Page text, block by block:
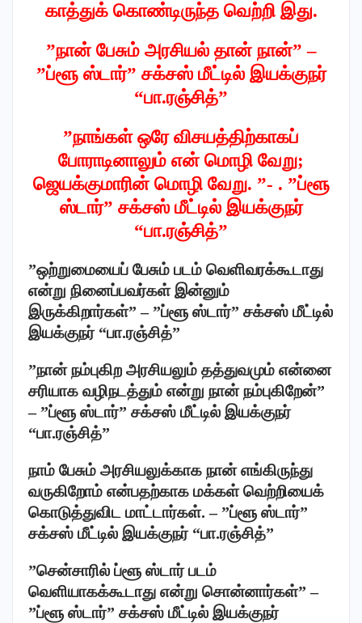
காத்துக் கொண்டிருந்த வெற்றி இது.
”நான் பேசும் அரசியல் தான் நான்” –
”ப்ளூ ஸ்டார்” சக்சஸ் மீட்டில் இயக்குநர்
“பா.ரஞ்சித்”
”நாங்கள் ஒரே விசயத்திற்காகப்
போராடினாலும் என் மொழி வேறு;
ஜெயக்குமாரின் மொழி வேறு. ”- . ”ப்ளூ
ஸ்டார்” சக்சஸ் மீட்டில் இயக்குநர்
“பா.ரஞ்சித்”
”ஒற்றுமையைப் பேசும் படம் வெளிவரக்கூடாது
என்று நினைப்பவர்கள் இன்னும்
இருக்கிறார்கள்” – ”ப்ளூ ஸ்டார்” சக்சஸ் மீட்டில்
இயக்குநர் “பா.ரஞ்சித்”
”நான் நம்புகிற அரசியலும் தத்துவமும் என்னை
சரியாக வழிநடத்தும் என்று நான் நம்புகிறேன்”
– ”ப்ளூ ஸ்டார்” சக்சஸ் மீட்டில் இயக்குநர்
“பா.ரஞ்சித்”
நாம் பேசும் அரசியலுக்காக நான் எங்கிருந்து
வருகிறோம் என்பதற்காக மக்கள் வெற்றியைக்
கொடுத்துவிட மாட்டார்கள். – ”ப்ளூ ஸ்டார்”
சக்சஸ் மீட்டில் இயக்குநர் “பா.ரஞ்சித்”
”சென்சாரில் ப்ளூ ஸ்டார் படம்
வெளியாகக்கூடாது என்று சொன்னார்கள்” –
”ப்ளூ ஸ்டார்” சக்சஸ் மீட்டில் இயக்குநர்